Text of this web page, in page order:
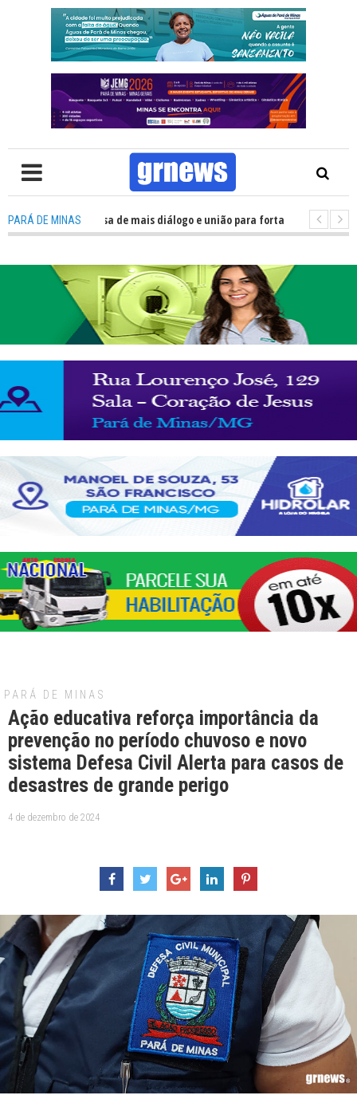
PARÁ DE MINAS
Política precisa de mais diálogo e união para fortalecer Minas e Pará
PARÁ DE MINAS
Ação educativa reforça importância da
prevenção no período chuvoso e novo
sistema Defesa Civil Alerta para casos de
desastres de grande perigo
4 de dezembro de 2024